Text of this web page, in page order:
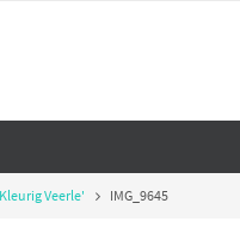
Veerle' IMG_9645